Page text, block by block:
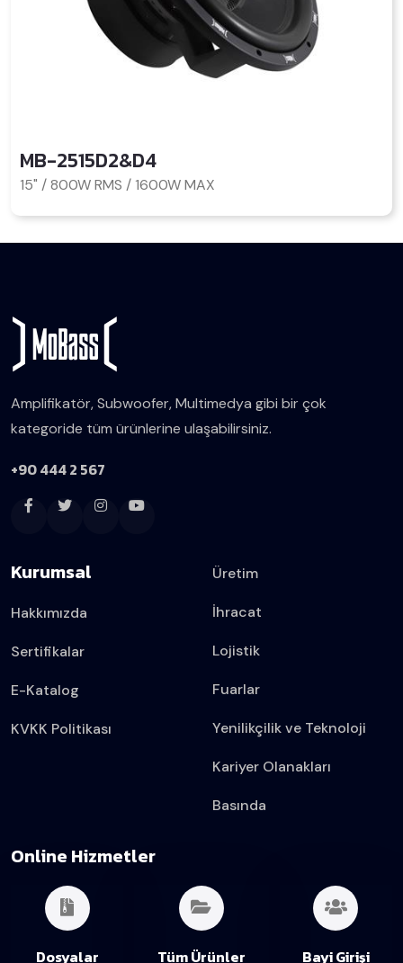
MB-2515D2&D4
15" / 800W RMS / 1600W MAX
Amplifikatör, Subwoofer, Multimedya gibi bir çok
kategoride tüm ürünlerine ulaşabilirsiniz.
+90 444 2 567
Kurumsal
Hakkımızda
Sertifikalar
E-Katalog
KVKK Politikası
Üretim
İhracat
Lojistik
Fuarlar
Yenilikçilik ve Teknoloji
Kariyer Olanakları
Basında
Online Hizmetler
Dosyalar Tüm Ürünler Bayi Girişi